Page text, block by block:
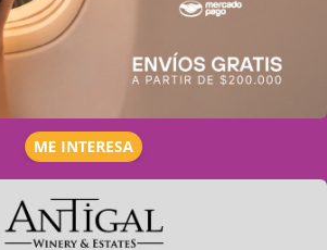
ME INTERESA